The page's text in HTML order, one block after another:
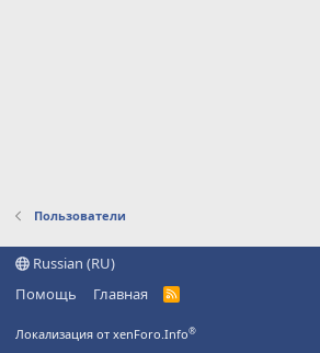
Пользователи
Russian (RU)
Помощь
Главная
R
Локализация от xenForo.Info®